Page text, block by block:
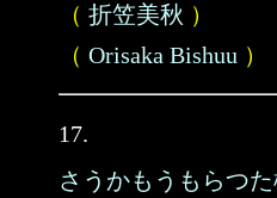
（ 折笠美秋 ）
（ Orisaka Bishuu ）
17.
さうかもうもらつ